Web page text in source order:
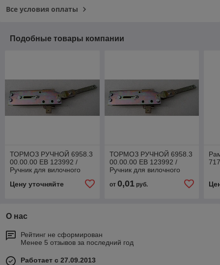
Все условия оплаты
Подобные товары компании
ТОРМОЗ РУЧНОЙ 6958.3
00.00.00 ЕВ 123992 /
Ручник для вилочного
погрузчика ЕВ 687 ЕВ 717
Цену уточняйте
ТОРМОЗ РУЧНОЙ 6958.3
00.00.00 ЕВ 123992 /
Ручник для вилочного
погрузчика ЕВ 687 ЕВ 717
от 0,01руб.
О нас
Рейтинг не сформирован
Менее 5 отзывов за последний год
Работает с 27.09.2013